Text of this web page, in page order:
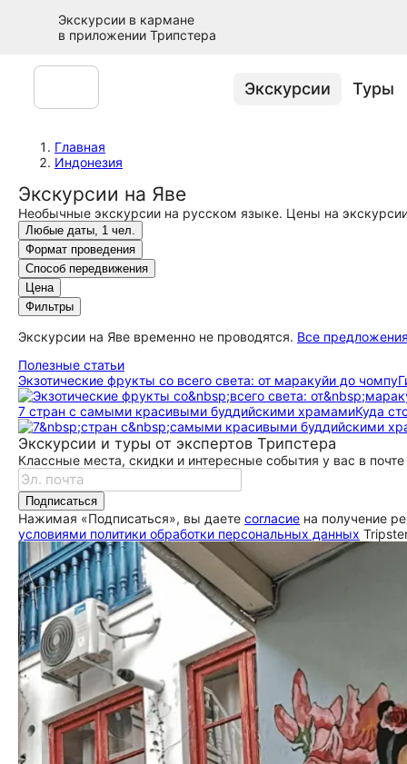
Экскурсии в кармане
в приложении Трипстера
Экскурсии Туры
Главная
Индонезия
Экскурсии на Яве
Необычные экскурсии на русском языке. Цены на
Любые даты, 1 чел.
Формат проведения
Способ передвижения
Цена
Фильтры
Экскурсии на Яве временно не проводятся. Все
Полезные статьи
Экзотические фрукты со всего света: от маракуйи до чомпу
7 стран с самыми красивыми буддийскими храмамиКуда
Экскурсии и туры от экспертов Трипстера
Классные места, скидки и интересные события у вас в почте
Подписаться
Нажимая «Подписаться», вы даете согласие на получение
условиями политики обработки персональных данных